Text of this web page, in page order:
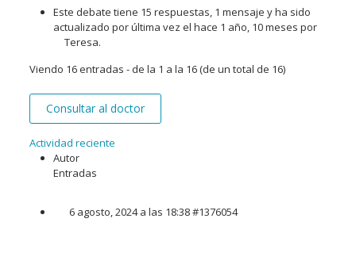
Este debate tiene 15 respuestas, 1 mensaje y ha sido
actualizado por última vez el hace 1 año, 10 meses por
Teresa.
Viendo 16 entradas - de la 1 a la 16 (de un total de 16)
Consultar al doctor
Actividad reciente
Autor
Entradas
6 agosto, 2024 a las 18:38#1376054